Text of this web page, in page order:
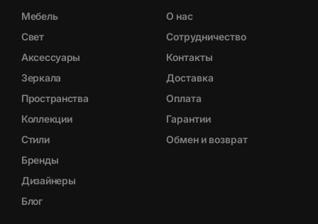
Мебель
Свет
Аксессуары
Зеркала
Пространства
Коллекции
Стили
Бренды
Дизайнеры
Блог
О нас
Сотрудничество
Контакты
Доставка
Оплата
Гарантии
Обмен и возврат